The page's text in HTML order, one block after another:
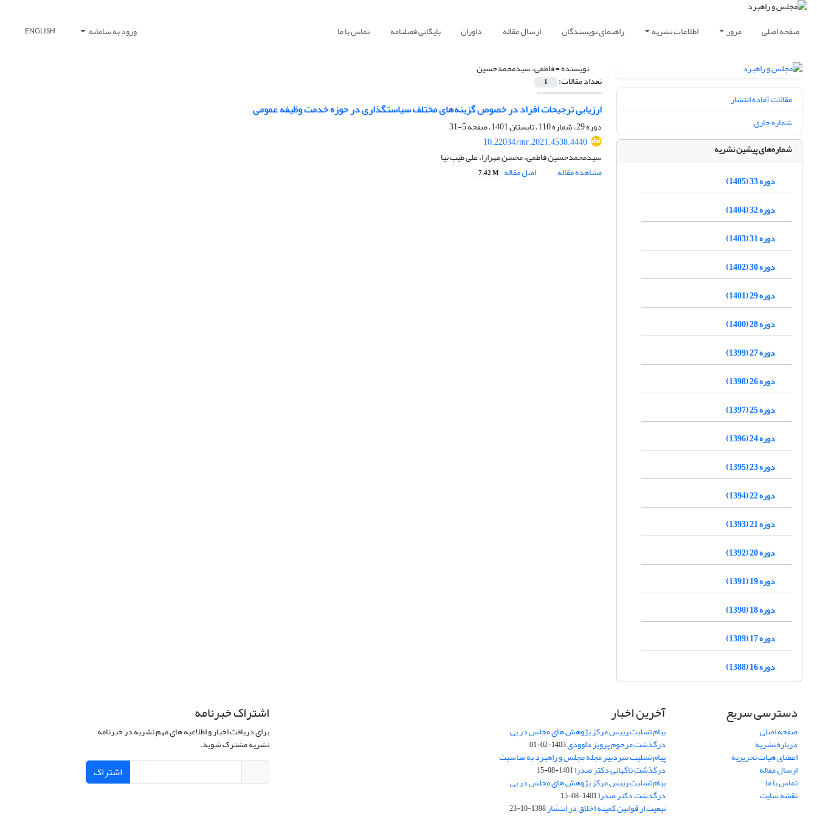
صفحه اصلی مرور اطلاعات نشریه راهنمای نویسندگان ارسال مقاله داوران بایگانی فصلنامه تماس با ما ورود به سامانه ENGLISH
نویسنده =فاطمی، سیدمحمدحسین
تعداد مقالات: 1
ارزیابی ترجیحات افراد در خصوص گزینه‌های مختلف سیاستگذاری در حوزه خدمت وظیفه عمومی
دوره 29، شماره 110، تابستان 1401، صفحه
5-31
10.22034/mr.2021.4538.4440
سیدمحمدحسین فاطمی، محسن مهرارا، علی طیب نیا
مشاهده مقاله
اصل مقاله 7.42 M
مقالات آماده انتشار
شماره جاری
شماره‌های پیشین نشریه
دوره 33 (1405)
دوره 32 (1404)
دوره 31 (1403)
دوره 30 (1402)
دوره 29 (1401)
دوره 28 (1400)
دوره 27 (1399)
دوره 26 (1398)
دوره 25 (1397)
دوره 24 (1396)
دوره 23 (1395)
دوره 22 (1394)
دوره 21 (1393)
دوره 20 (1392)
دوره 19 (1391)
دوره 18 (1390)
دوره 17 (1389)
دوره 16 (1388)
دسترسی سریع
صفحه اصلی
درباره نشریه
اعضای هیات تحریریه
ارسال مقاله
تماس با ما
نقشه سایت
آخرین اخبار
پیام تسلیت رییس مرکز پژوهش های مجلس در پی
درگذشت مرحوم پرویز داوودی1403-02-01
پیام تسلیت سردبیر مجله مجلس و راهبرد به مناسبت
درگذشت ناگهانی دکتر صدرا1401-08-15
پیام تسلیت رییس مرکز پژوهش های مجلس در پی
درگذشت دکتر صدرا1401-08-15
تبعیت از قوانین کمیته اخلاق در انتشار1398-10-23
اشتراک خبرنامه
برای دریافت اخبار و اطلاعیه های مهم نشریه در خبرنامه
نشریه مشترک شوید.
اشتراک